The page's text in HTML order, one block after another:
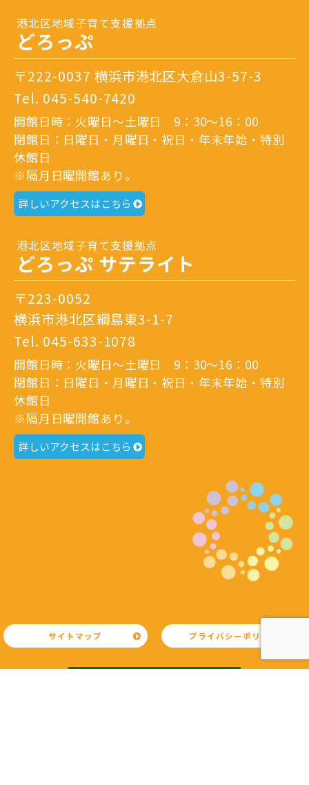
港北区地域子育て支援拠点
どろっぷ
〒222-0037 横浜市港北区大倉山3-57-3
Tel. 045-540-7420
開館日時：火曜日～土曜日 9：30～16：00
閉館日：日曜日・月曜日・祝日・年末年始・特別
休館日
※隔月日曜開館あり。
詳しいアクセスはこちら
港北区地域子育て支援拠点
どろっぷ サテライト
〒223-0052
横浜市港北区綱島東3-1-7
Tel. 045-633-1078
開館日時：火曜日～土曜日 9：30～16：00
閉館日：日曜日・月曜日・祝日・年末年始・特別
休館日
※隔月日曜開館あり。
詳しいアクセスはこちら
サイトマップ プライバシーポリシー